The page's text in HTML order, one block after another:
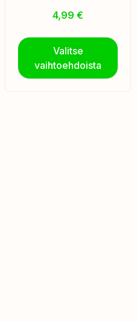
4,99 €
Valitse
vaihtoehdoista